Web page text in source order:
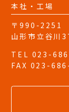
弊社は、保
令、その他
適宜見直し、
【お問い合わ
弊社の個人
連絡ください
本社・工場
〒990-2251
山形市立谷川
TEL 023-
FAX 023-